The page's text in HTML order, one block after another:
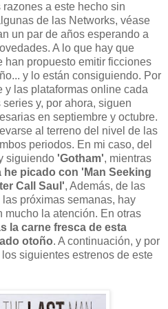
a este hecho sin
de las Networks, véase
un par de años esperando a
A lo que hay que
han propuesto emitir ficciones
y lo están consiguiendo. Por
y las plataformas online cada
y, por ahora, siguen
en septiembre y octubre.
al terreno del nivel de las
periodos. En mi caso, del
siguiendo 'Gotham', mientras
he picado con 'Man Seeking
Call Saul', Además, de las
próximas semanas, hay
mucho la atención. En otras
la carne fresca de esta
otoño. A continuación, y por
siguientes estrenos de este